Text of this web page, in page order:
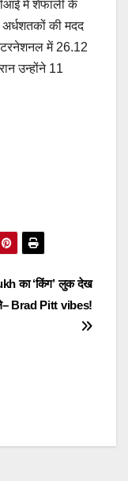
में शेफाली के
की मदद
में 26.12
उन्होंने 11
का ‘किंग’ लुक देख
Brad Pitt vibes!